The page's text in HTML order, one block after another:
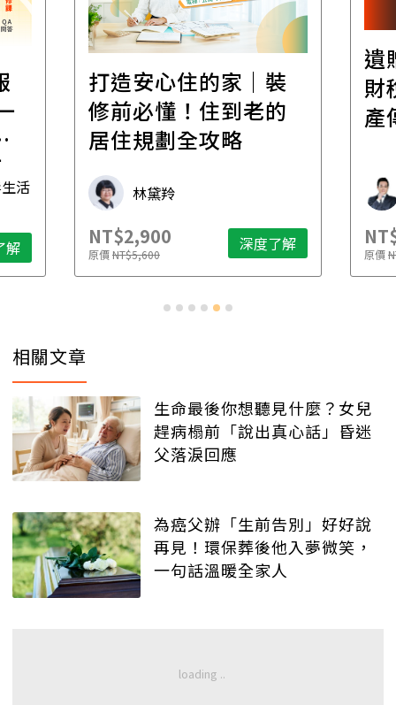
活
解
打造安心住的家｜裝
修前必懂！住到老的
居住規劃全攻略
林黛羚
NT$2,900
原價NT$5,600 深度了解
遺
財
產
原價
相關文章
生命最後你想聽見什麼？女兒
趕病榻前「說出真心話」昏迷
父落淚回應
為癌父辦「生前告別」好好說
再見！環保葬後他入夢微笑，
一句話溫暖全家人